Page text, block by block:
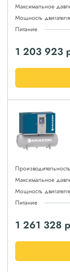
Максимальное
Мощность двигателя
Питание
1 203 923
Производительность
Максимальное
Мощность двигателя
Питание
1 261 328